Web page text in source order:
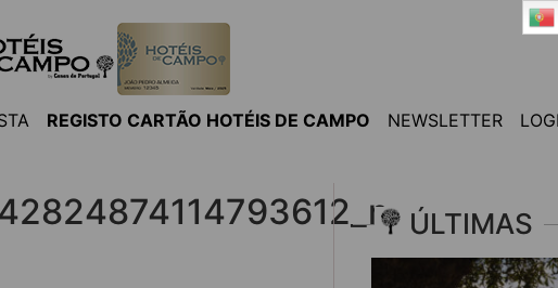
REGISTO CARTÃO HOTÉIS DE CAMPO NEWSLETTER
ÚLTIMAS